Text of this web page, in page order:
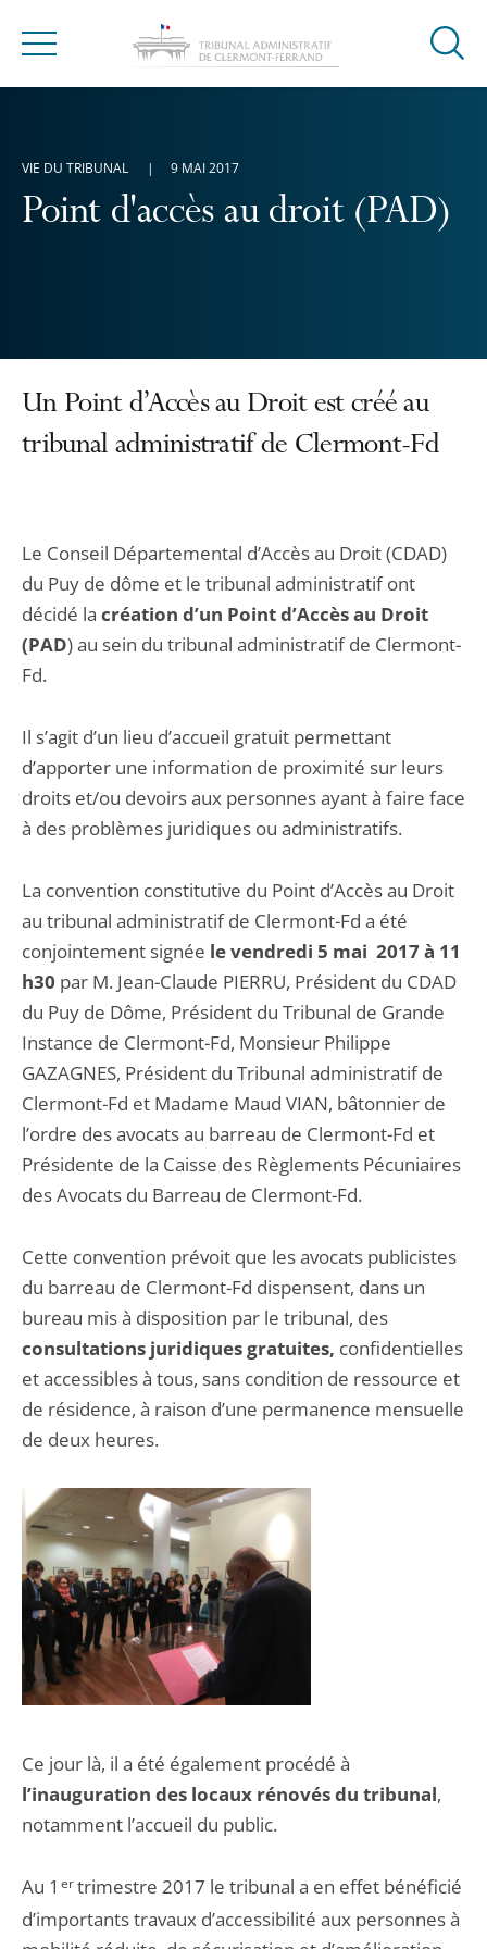
Menu
Ouvrir
Point d'accès au droit (PAD)
VIE DU TRIBUNAL 9 MAI 2017
Un Point d’Accès au Droit est créé au
tribunal administratif de Clermont-Fd
Le Conseil Départemental d’Accès au Droit (CDAD)
du Puy de dôme et le tribunal administratif ont
décidé la création d’un Point d’Accès au Droit
(PAD) au sein du tribunal administratif de Clermont-
Fd.
Il s’agit d’un lieu d’accueil gratuit permettant
d’apporter une information de proximité sur leurs
droits et/ou devoirs aux personnes ayant à faire face
à des problèmes juridiques ou administratifs.
La convention constitutive du Point d’Accès au Droit
au tribunal administratif de Clermont-Fd a été
conjointement signée levendredi 5 mai 2017à 11
h30 par M. Jean-Claude PIERRU, Président du CDAD
du Puy de Dôme, Président du Tribunal de Grande
Instance de Clermont-Fd, Monsieur Philippe
GAZAGNES, Président du Tribunal administratif de
Clermont-Fd et Madame Maud VIAN, bâtonnier de
l’ordre des avocats au barreau de Clermont-Fd et
Présidente de la Caisse des Règlements Pécuniaires
des Avocats du Barreau de Clermont-Fd.
Cette convention prévoit que les avocats publicistes
du barreau de Clermont-Fd dispensent, dans un
bureau mis à disposition par le tribunal, des
consultations juridiques gratuites, confidentielles
et accessibles à tous, sans condition de ressource et
de résidence, à raison d’une permanence mensuelle
de deux heures.
Ce jour là, il a été également procédé à
l’inauguration des locaux rénovés du tribunal,
notamment l’accueil du public.
Au 1 ertrimestre 2017 le tribunal a en effet bénéficié
d’importants travaux d’accessibilité aux personnes à